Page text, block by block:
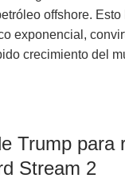
offshore.
exponencial,
crecimiento del
Trump para
Stream 2